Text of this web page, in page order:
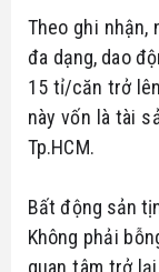
Theo ghi nhận,
đa dạng, dao
15 tỉ/căn trở
này vốn là tài
Tp.HCM.
Bất động sản
Không phải
quan tâm trở